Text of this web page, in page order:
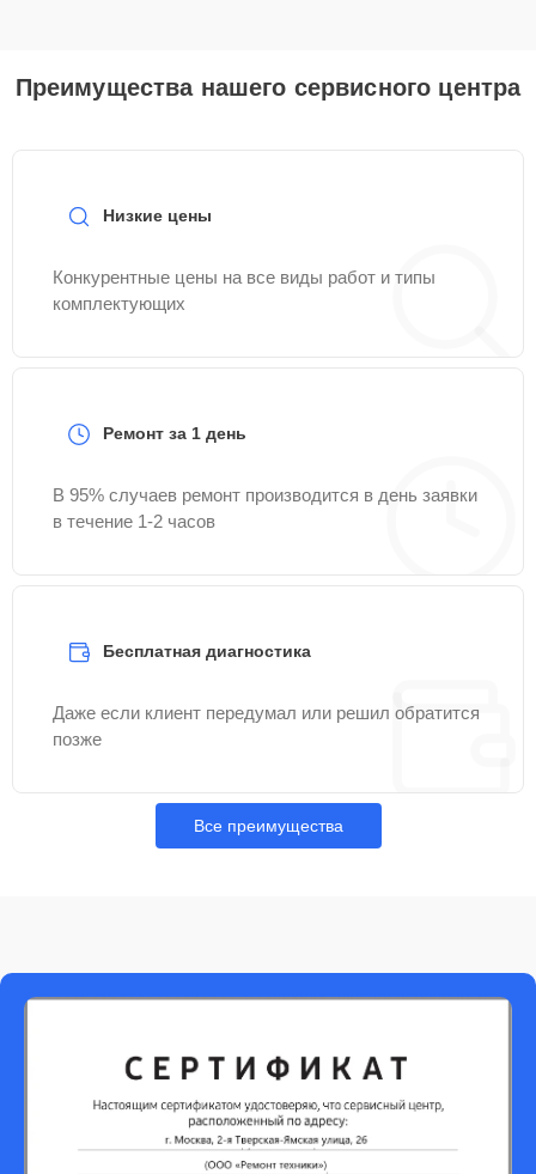
Преимущества нашего сервисного центра
Низкие цены
Конкурентные цены на все виды работ и типы
комплектующих
Ремонт за 1 день
В 95% случаев ремонт производится в день заявки
в течение 1-2 часов
Бесплатная диагностика
Даже если клиент передумал или решил обратится
позже
Все преимущества